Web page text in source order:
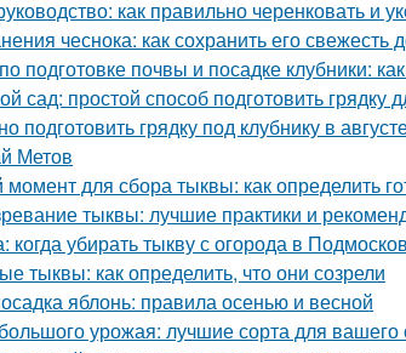
как правильно черенковать и
чеснока: как сохранить его
подготовке почвы и посадке клубники:
сад: простой способ подготовить грядку
подготовить грядку под клубнику в
Метов
для сбора тыквы: как определить
тыквы: лучшие практики и
когда убирать тыкву с огорода в
тыквы: как определить, что они созрели
яблонь: правила осенью и весной
урожая: лучшие сорта для вашего